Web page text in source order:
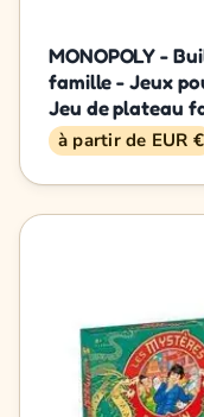
MONOPOLY -
famille - Jeux
Jeu de plateau
à partir de EUR €